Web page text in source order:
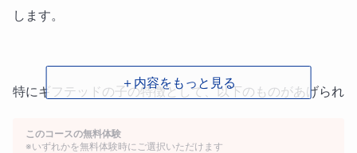
します。
特にギフテッドの子の特徴として、以下のものがあげられ
＋内容をもっと見る
このコースの無料体験
※いずれかを無料体験時にご選択いただけます